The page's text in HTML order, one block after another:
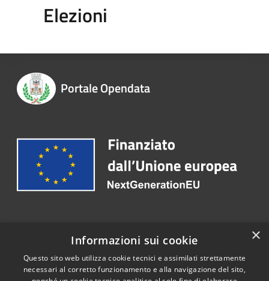
Elezioni
Portale Opendata
Recapiti e contatti
Telefono: 0363 3171
×
Informazioni sui cookie
Questo sito web utilizza cookie tecnici e assimilati strettamente
necessari al corretto funzionamento e alla navigazione del sito,